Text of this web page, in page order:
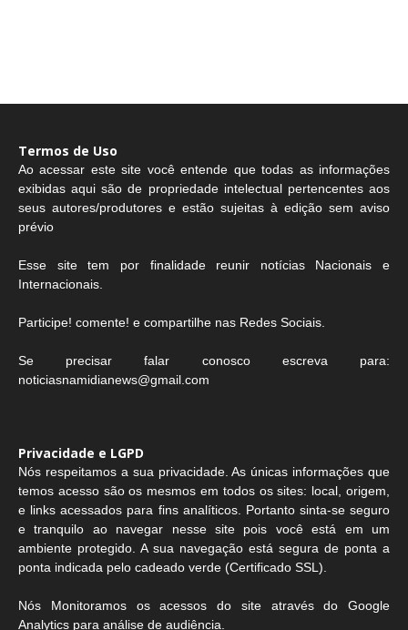
Termos de Uso
Ao acessar este site você entende que todas as informações
exibidas aqui são de propriedade intelectual pertencentes aos
seus autores/produtores e estão sujeitas à edição sem aviso
prévio
Esse site tem por finalidade reunir notícias Nacionais e
Internacionais.
Participe! comente! e compartilhe nas Redes Sociais.
Se precisar falar conosco escreva para:
noticiasnamidianews@gmail.com
Privacidade e LGPD
Nós respeitamos a sua privacidade. As únicas informações que
temos acesso são os mesmos em todos os sites: local, origem,
e links acessados para fins analíticos. Portanto sinta-se seguro
e tranquilo ao navegar nesse site pois você está em um
ambiente protegido. A sua navegação está segura de ponta a
ponta indicada pelo cadeado verde (Certificado SSL).
Nós Monitoramos os acessos do site através do Google
Analytics para análise de audiência.